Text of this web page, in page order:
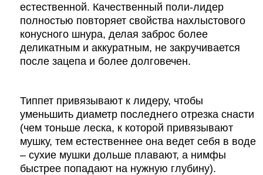
естественной. Качественный поли-лидер
полностью повторяет свойства нахлыстового
конусного шнура, делая заброс более
деликатным и аккуратным, не закручивается
после зацепа и более долговечен.
Типпет привязывают к лидеру, чтобы
уменьшить диаметр последнего отрезка снасти
(чем тоньше леска, к которой привязывают
мушку, тем естественнее она ведет себя в воде
– сухие мушки дольше плавают, а нимфы
быстрее попадают на нужную глубину).